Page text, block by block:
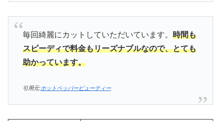
毎回綺麗にカットしていただいています。 時間も
スピーディで料金もリーズナブルなので、とても
助かっています。
引用元:ホットペッパービューティー